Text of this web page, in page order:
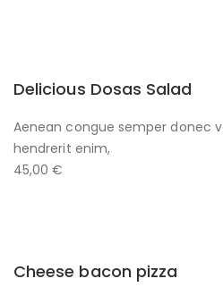
Delicious Dosas Salad
Aenean congue semper donec
hendrerit enim,
45,00 €
Cheese bacon pizza